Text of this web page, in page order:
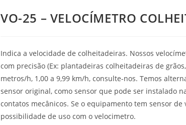
VO-25 – VELOCÍMETRO
Indica a velocidade de colheitadeiras. Nossos
com precisão (Ex: plantadeiras colheitadeiras de
metros/h, 1,00 a 9,99 km/h, consulte-nos. Temos
sensor original, como sensor que pode ser instalado
contatos mecânicos. Se o equipamento tem sensor
possibilidade de uso com o velocimetro.